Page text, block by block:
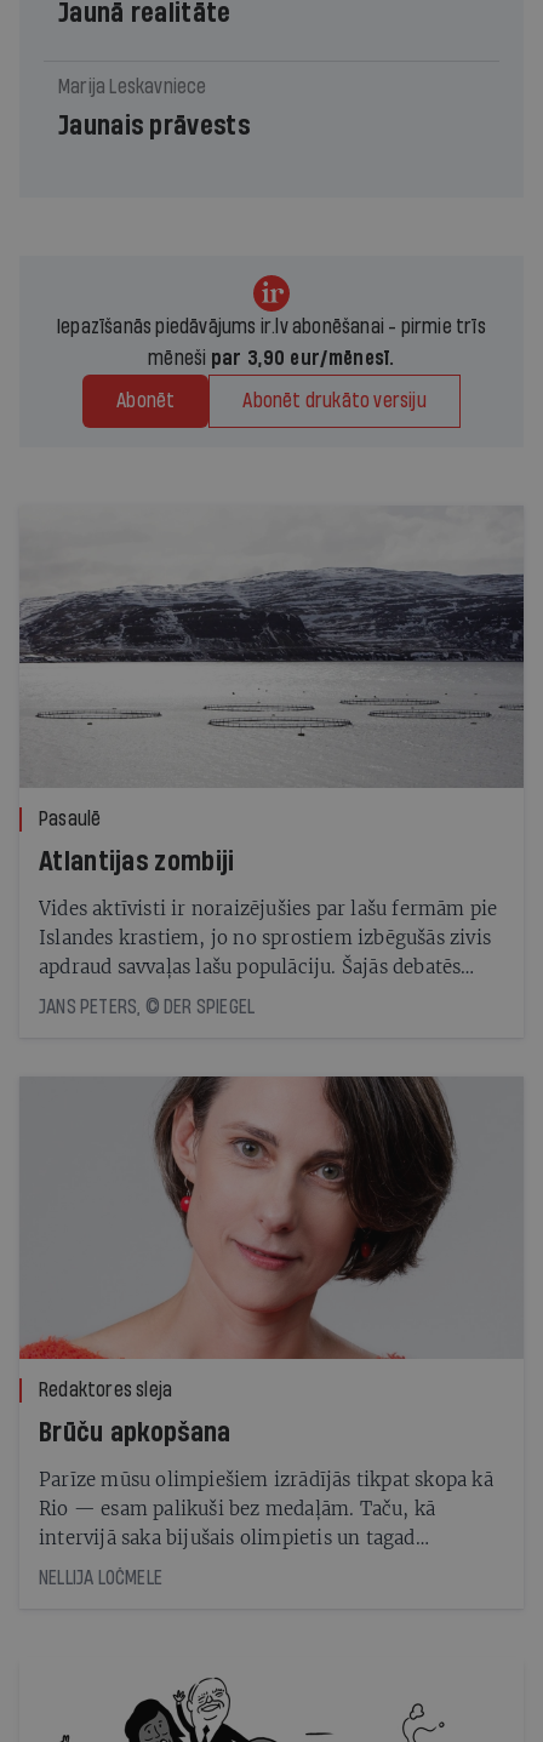
Jaunā realitāte
Marija Leskavniece
Jaunais prāvests
Iepazīšanās piedāvājums ir.lv abonēšanai - pirmie trīs
mēneši par 3,90 eur/mēnesī.
Abonēt Abonēt drukāto versiju
Pasaulē
Atlantijas zombiji
Vides aktīvisti ir noraizējušies par lašu fermām pie
Islandes krastiem, jo no sprostiem izbēgušās zivis
apdraud savvaļas lašu populāciju. Šajās debatēs
iesaistījusies pat pasaulslavenā dziedātāja Bjorka
JANS PETERS, © DER SPIEGEL
Redaktores sleja
Brūču apkopšana
Parīze mūsu olimpiešiem izrādījās tikpat skopa kā
Rio — esam palikuši bez medaļām. Taču, kā
intervijā saka bijušais olimpietis un tagad
galvenais sporta ierēdnis Aleksandrs Samoilovs,
rezultātu izšķir milimetri un veiksme. Domājot par
nākotni, jēdzīgs šķiet Samoilova plāns īpaši
NELLIJA LOČMELE